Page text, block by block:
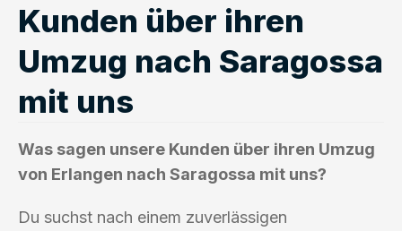
Kunden über ihren
Umzug nach Saragossa
mit uns
Was sagen unsere Kunden über ihren Umzug
von Erlangen nach Saragossa mit uns?
Du suchst nach einem zuverlässigen